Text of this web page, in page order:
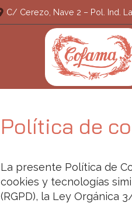
C/ Cerezo, Nave 2 – Pol. Ind.
Política de
La presente Política de
cookies y tecnologías
(RGPD), la Ley Orgánica